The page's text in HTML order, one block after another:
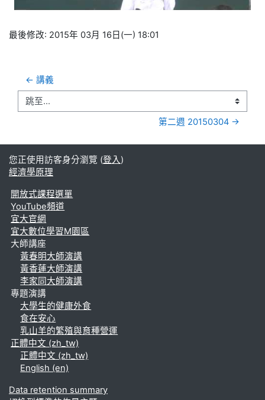
最後修改: 2015年 03月 16日(一) 18:01
← 講義
跳至...
第二週 20150304 →
您正使用訪客身分瀏覽 (登入)
經濟學原理
開放式課程選單
YouTube頻道
宜大官網
宜大數位學習M園區
大師講座
黃春明大師演講
黃香蓮大師演講
李家同大師演講
專題演講
大學生的健康外食
食在安心
乳山羊的繁殖與育種營運
正體中文 ‎(zh_tw)‎
正體中文 ‎(zh_tw)‎
English ‎(en)‎
Data retention summary